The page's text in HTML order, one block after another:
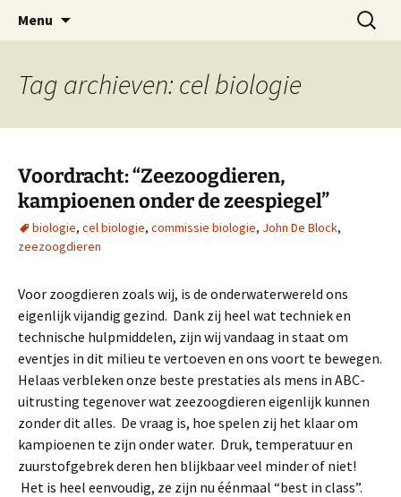
inhoud
OVOS
Oost-Vlaamse Vereniging voor
Onderwateronderzoek en -Sport
Menu
Zoeken
naar:
Tag archieven: cel biologie
Voordracht: “Zeezoogdieren,
kampioenen onder de zeespiegel”
biologie, cel biologie, commissie biologie, John De Block,
zeezoogdieren
Voor zoogdieren zoals wij, is de onderwaterwereld ons
eigenlijk vijandig gezind. Dank zij heel wat techniek en
technische hulpmiddelen, zijn wij vandaag in staat om
eventjes in dit milieu te vertoeven en ons voort te bewegen.
Helaas verbleken onze beste prestaties als mens in ABC-
uitrusting tegenover wat zeezoogdieren eigenlijk kunnen
zonder dit alles. De vraag is, hoe spelen zij het klaar om
kampioenen te zijn onder water. Druk, temperatuur en
zuurstofgebrek deren hen blijkbaar veel minder of niet!
Het is heel eenvoudig, ze zijn nu éénmaal “best in class”.